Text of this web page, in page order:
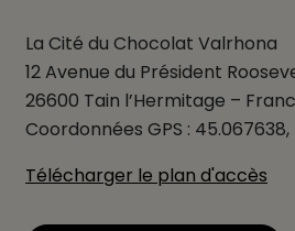
La Cité du Chocolat Valrhona
12 Avenue du Président
26600 Tain l’Hermitage –
Coordonnées GPS :
Télécharger le plan d'accès